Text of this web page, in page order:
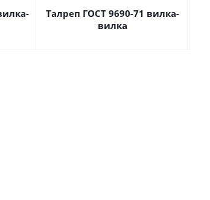
Талреп ГОСТ 9690-71 вилка-
вилка